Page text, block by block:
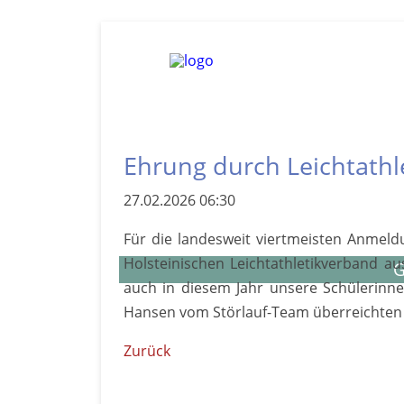
Ehrung durch
27.02.2026 06:30
Für die landesweit viertmeisten
Holsteinischen Leicht­athletik­verband
auch in diesem Jahr unsere
Hansen vom Stör­lauf-­Team
Zurück